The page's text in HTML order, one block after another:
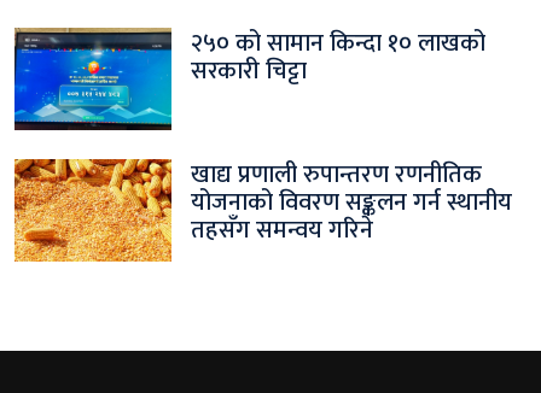
२५० को सामान किन्दा १० लाखको
सरकारी चिट्टा
खाद्य प्रणाली रुपान्तरण रणनीतिक
योजनाको विवरण सङ्कलन गर्न स्थानीय
तहसँग समन्वय गरिने